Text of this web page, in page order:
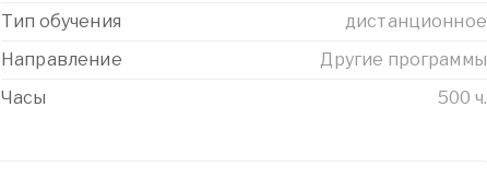
Тип обучения
дистанционное
Направление
Другие программы
Часы
500 ч.